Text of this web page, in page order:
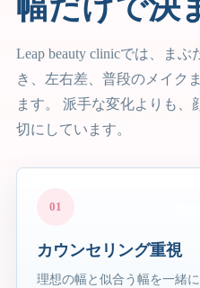
幅だけで決
Leap beauty clinicでは、ま
き、左右差、普段のメイク
ます。 派手な変化よりも、
切にしています。
01
カウンセリング重視
理想の幅と似合う幅を一緒